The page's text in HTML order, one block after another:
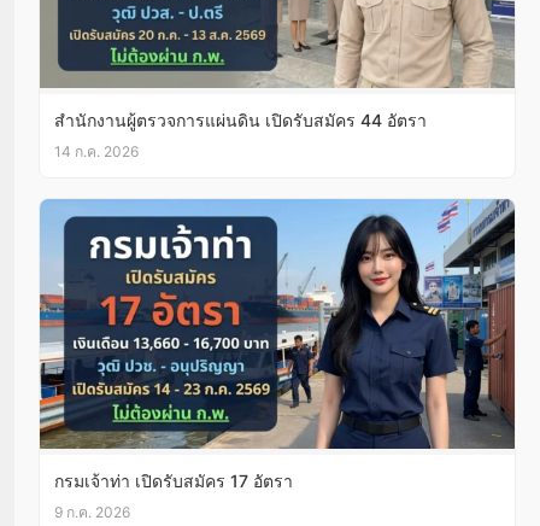
สำนักงานผู้ตรวจการแผ่นดิน เปิดรับสมัคร 44 อัตรา
14 ก.ค. 2026
กรมเจ้าท่า เปิดรับสมัคร 17 อัตรา
9 ก.ค. 2026